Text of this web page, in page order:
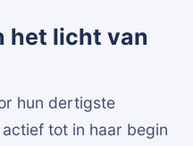
het licht van
hun dertigste
tot in haar begin